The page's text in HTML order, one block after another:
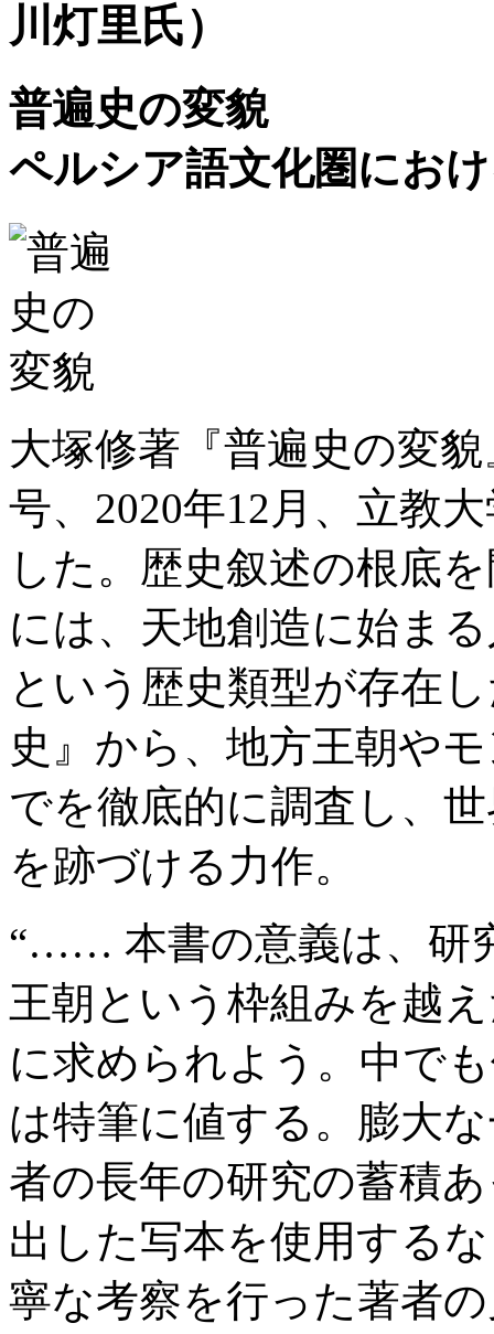
川灯里氏）
普遍史の変貌
ペルシア語文化圏にお
大塚修著『普遍史の変
号、2020年12月、立教
した。歴史叙述の根底
には、天地創造に始ま
という歴史類型が存在
史』から、地方王朝や
でを徹底的に調査し、
を跡づける力作。
“…… 本書の意義は、研
王朝という枠組みを越
に求められよう。中で
は特筆に値する。膨大
者の長年の研究の蓄積
出した写本を使用する
寧な考察を行った著者